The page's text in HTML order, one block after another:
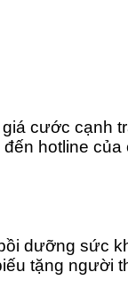
cước cạnh
hotline
dưỡng sức
tặng người